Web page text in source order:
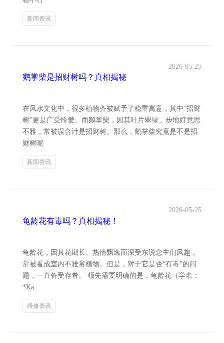
新闻资讯
鹅掌柴是招财树吗？真相揭秘
2026-05-25
在风水文化中，很多植物齐被赋予了稳重寓意，其中“招财
树”更是广受怜爱。而鹅掌柴，因其叶片翠绿、步地好意思
不雅，常被误合计是招财树。那么，鹅掌柴究竟是不是招
财树呢
新闻资讯
龟龄花有毒吗？真相揭秘！
2026-05-25
龟龄花，因其花期长、热情飘逸而深受东说念主们风趣，
常被看成室内不雅赏植物。但是，对于它是否“有毒”的问
题，一直备受存眷。 领先需要明确的是，龟龄花（学名：
*Ka
维修资讯